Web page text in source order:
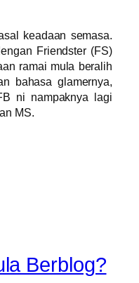
keadaan semasa.
Friendster (FS)
ramai mula beralih
bahasa glamernya,
ni nampaknya lagi
MS.
Berblog?